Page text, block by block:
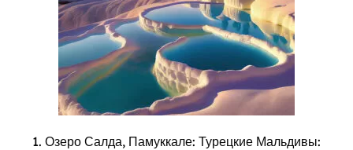
1. Озеро Салда, Памуккале: Турецкие Мальдивы: